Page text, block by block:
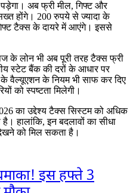
पड़ेगा। अब फ्री मील, गिफ्ट और
होंगे। 200 रुपये से ज्यादा के
टैक्स के दायरे में आएंगे। इससे
के लोन भी अब पूरी तरह टैक्स फ्री
स्टेट बैंक की दरों के आधार पर
के वैल्यूएशन के नियम भी साफ कर दिए
को स्पष्टता मिलेगी।
का उद्देश्य टैक्स सिस्टम को अधिक
है। हालांकि, इन बदलावों का सीधा
को मिल सकता है।
इस हफ्ते 3